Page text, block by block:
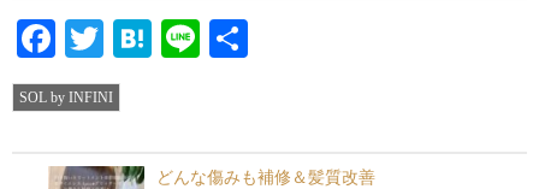
Facebook
TwitterHatena
Line
SOL by INFINI
どんな傷みも補修＆髪質改善